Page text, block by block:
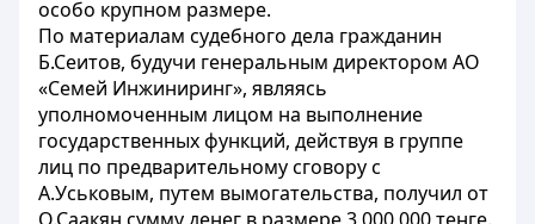
особо крупном размере.
По материалам судебного дела гражданин
Б.Сеитов, будучи генеральным директором АО
«Семей Инжиниринг», являясь
уполномоченным лицом на выполнение
государственных функций, действуя в группе
лиц по предварительному сговору с
А.Уськовым, путем вымогательства, получил от